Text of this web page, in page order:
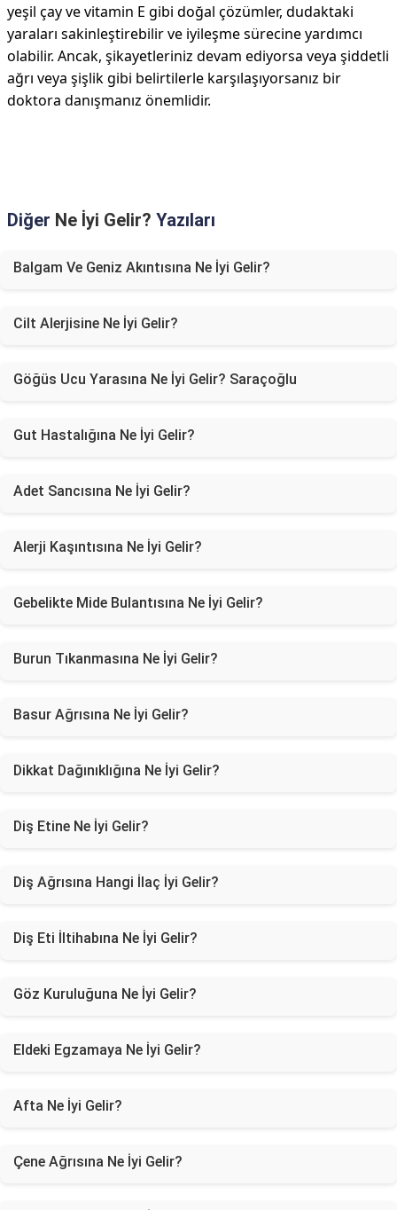
yeşil çay ve vitamin E gibi doğal çözümler, dudaktaki
yaraları sakinleştirebilir ve iyileşme sürecine yardımcı
olabilir. Ancak, şikayetleriniz devam ediyorsa veya şiddetli
ağrı veya şişlik gibi belirtilerle karşılaşıyorsanız bir
doktora danışmanız önemlidir.
Diğer Ne İyi Gelir? Yazıları
Balgam Ve Geniz Akıntısına Ne İyi Gelir?
Cilt Alerjisine Ne İyi Gelir?
Göğüs Ucu Yarasına Ne İyi Gelir? Saraçoğlu
Gut Hastalığına Ne İyi Gelir?
Adet Sancısına Ne İyi Gelir?
Alerji Kaşıntısına Ne İyi Gelir?
Gebelikte Mide Bulantısına Ne İyi Gelir?
Burun Tıkanmasına Ne İyi Gelir?
Basur Ağrısına Ne İyi Gelir?
Dikkat Dağınıklığına Ne İyi Gelir?
Diş Etine Ne İyi Gelir?
Diş Ağrısına Hangi İlaç İyi Gelir?
Diş Eti İltihabına Ne İyi Gelir?
Göz Kuruluğuna Ne İyi Gelir?
Eldeki Egzamaya Ne İyi Gelir?
Afta Ne İyi Gelir?
Çene Ağrısına Ne İyi Gelir?